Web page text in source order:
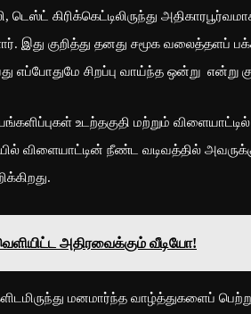
கிரிக்கெட்டிலிருந்து
இது குறித்து தனது சமூக வலைத்தளப்
சிறப்பு வாய்ந்த ஒன்று என்று
உடற்தகுதி மற்றும்
விளையாட்டின் நீண்ட வடிவத்தில்
அதிரவைக்கும் வீடியோ!
மனமார்ந்த வாழ்த்துகளைப்